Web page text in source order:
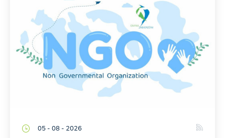
05 - 08 - 2026